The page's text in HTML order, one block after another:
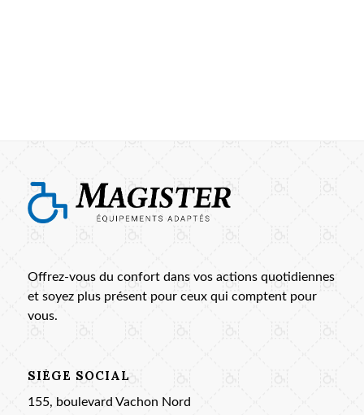
Offrez-vous du confort dans vos actions quotidiennes
et soyez plus présent pour ceux qui comptent pour
vous.
SIÈGE SOCIAL
155, boulevard Vachon Nord